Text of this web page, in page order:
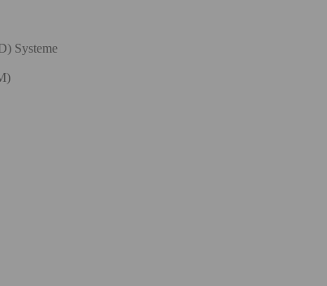
Systeme